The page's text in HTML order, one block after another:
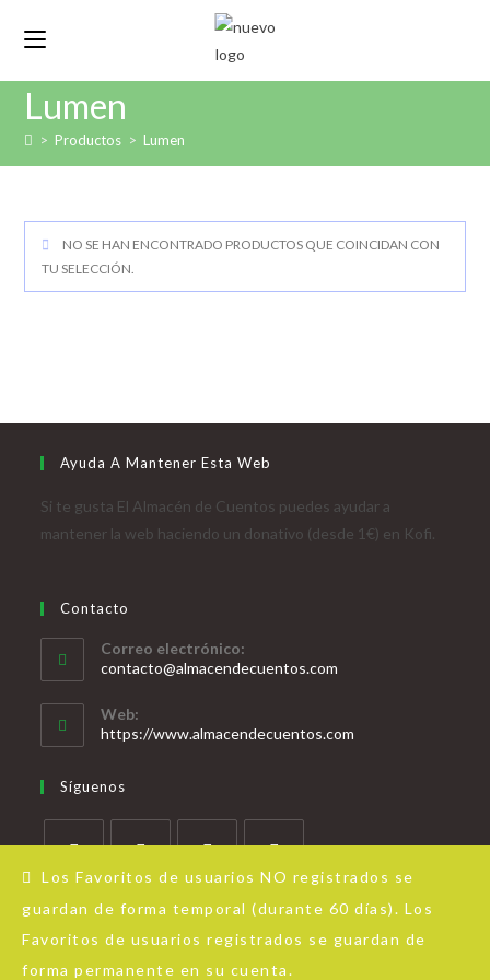
Los Favoritos de usuarios NO registrados se
guardan de forma temporal (durante 60 días). Los
Favoritos de usuarios registrados se guardan de
forma permanente en su cuenta.
Lumen
> Productos > Lumen
NO SE HAN ENCONTRADO PRODUCTOS QUE COINCIDAN CON
TU SELECCIÓN.
Ayuda A Mantener Esta Web
Si te gusta El Almacén de Cuentos puedes ayudar a
mantener la web haciendo un donativo (desde 1€) en Kofi.
Contacto
Correo electrónico:
contacto@almacendecuentos.com
Web:
https://www.almacendecuentos.com
Síguenos
Acerca de Almacén de Cuentos Aviso Legal